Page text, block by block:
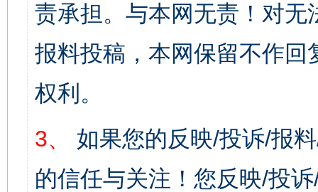
责承担。与本网无责！对
报料投稿，本网保留不作
权利。
3、
如果您的反映/投诉/报
的信任与关注！您反映/投